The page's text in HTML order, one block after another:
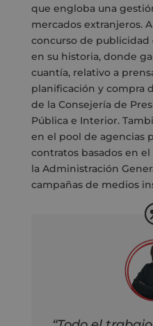
que engloba una
mercados extranjeros.
concurso de publicidad
en su historia, donde
cuantía, relativo a
planificación y compra
de la Consejería de
Pública e Interior.
en el pool de agencias
contratos basados en el
la Administración
campañas de medios